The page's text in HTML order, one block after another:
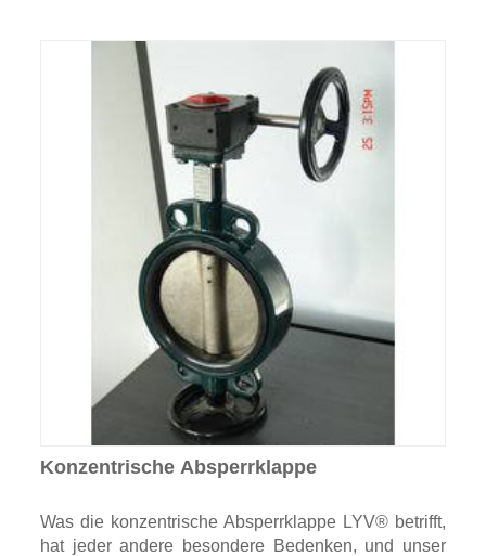
Konzentrische Absperrklappe
Was die konzentrische Absperrklappe LYV® betrifft,
hat jeder andere besondere Bedenken, und unser